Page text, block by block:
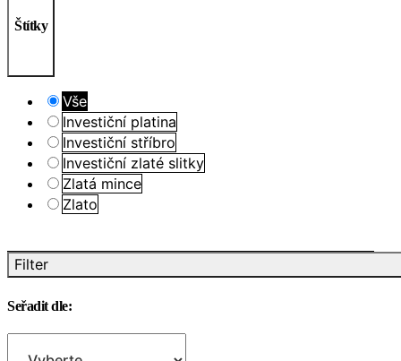
Štítky
Vše
Investiční platina
Investiční stříbro
Investiční zlaté slitky
Zlatá mince
Zlato
Filter
Seřadit dle: